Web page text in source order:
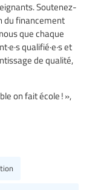
Soutenez-
du financement
que chaque
qualifié·e·s et
de qualité,
on fait école ! »,